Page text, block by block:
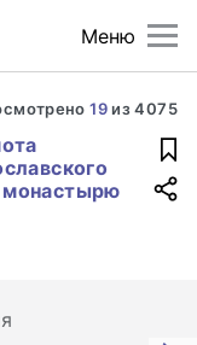
Меню
19из4075
монастырю